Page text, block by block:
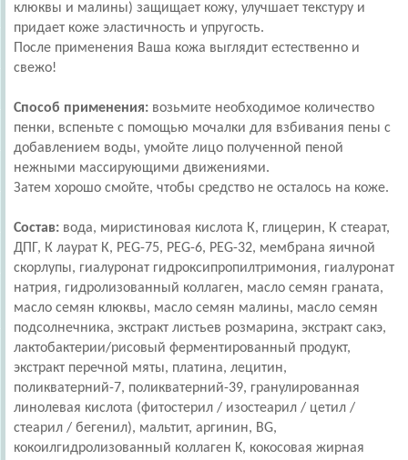
клюквы и малины) защищает кожу, улучшает текстуру и
придает коже эластичность и упругость.
После применения Ваша кожа выглядит естественно и
свежо!
Способ применения: возьмите необходимое количество
пенки, вспеньте с помощью мочалки для взбивания пены с
добавлением воды, умойте лицо полученной пеной
нежными массирующими движениями.
Затем хорошо смойте, чтобы средство не осталось на коже.
Состав: вода, миристиновая кислота К, глицерин, К стеарат,
ДПГ, К лаурат К, PEG-75, PEG-6, PEG-32, мембрана яичной
скорлупы, гиалуронат гидроксипропилтримония, гиалуронат
натрия, гидролизованный коллаген, масло семян граната,
масло семян клюквы, масло семян малины, масло семян
подсолнечника, экстракт листьев розмарина, экстракт сакэ,
лактобактерии/рисовый ферментированный продукт,
экстракт перечной мяты, платина, лецитин,
поликватерний-7, поликватерний-39, гранулированная
линолевая кислота (фитостерил / изостеарил / цетил /
стеарил / бегенил), мальтит, аргинин, BG,
кокоилгидролизованный коллаген K, кокосовая жирная